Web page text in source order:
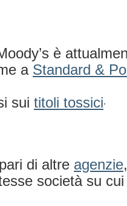
è
a Standard &
sui titoli tossici.
di altre agenzie,
società su